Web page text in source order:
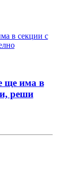
ще има в
реши